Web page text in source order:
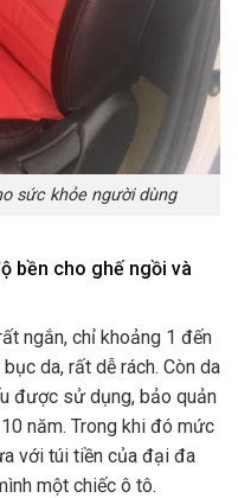
sức khỏe người dùng
bền cho ghế ngồi và
ngắn, chỉ khoảng 1 đến
da, rất dễ rách. Còn da
được sử dụng, bảo quản
năm. Trong khi đó mức
với túi tiền của đại đa
một chiếc ô tô.